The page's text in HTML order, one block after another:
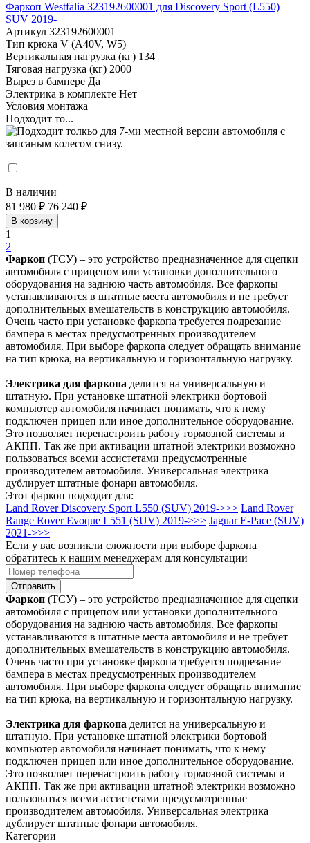
Фаркоп Westfalia 323192600001 для Discovery Sport (L550)
SUV 2019-
Артикул 323192600001
Тип крюка V (A40V, W5)
Вертикальная нагрузка (кг) 134
Тяговая нагрузка (кг) 2000
Вырез в бампере Да
Электрика в комплекте Нет
Условия монтажа
Подходит то...
В наличии
81 980 ₽ 76 240 ₽
В корзину
1
2
Фаркоп (ТСУ) – это устройство предназначенное для сцепки
автомобиля с прицепом или установки дополнительного
оборудования на заднюю часть автомобиля. Все фаркопы
устанавливаются в штатные места автомобиля и не требует
дополнительных вмешательств в конструкцию автомобиля.
Очень часто при установке фаркопа требуется подрезание
бампера в местах предусмотренных производителем
автомобиля. При выборе фаркопа следует обращать внимание
на тип крюка, на вертикальную и горизонтальную нагрузку.
Электрика для фаркопа делится на универсальную и
штатную. При установке штатной электрики бортовой
компьютер автомобиля начинает понимать, что к нему
подключен прицеп или иное дополнительное оборудование.
Это позволяет перенастроить работу тормозной системы и
АКПП. Так же при активации штатной электрики возможно
пользоваться всеми ассистетами предусмотренные
производителем автомобиля. Универсальная электрика
дублирует штатные фонари автомобиля.
Этот фаркоп подходит для:
Land Rover Discovery Sport L550 (SUV) 2019->>> Land Rover
Range Rover Evoque L551 (SUV) 2019->>> Jaguar E-Pace (SUV)
2021->>>
Если у вас возникли сложности при выборе фаркопа
обратитесь к нашим менеджерам для консультации
Отправить
Фаркоп (ТСУ) – это устройство предназначенное для сцепки
автомобиля с прицепом или установки дополнительного
оборудования на заднюю часть автомобиля. Все фаркопы
устанавливаются в штатные места автомобиля и не требует
дополнительных вмешательств в конструкцию автомобиля.
Очень часто при установке фаркопа требуется подрезание
бампера в местах предусмотренных производителем
автомобиля. При выборе фаркопа следует обращать внимание
на тип крюка, на вертикальную и горизонтальную нагрузку.
Электрика для фаркопа делится на универсальную и
штатную. При установке штатной электрики бортовой
компьютер автомобиля начинает понимать, что к нему
подключен прицеп или иное дополнительное оборудование.
Это позволяет перенастроить работу тормозной системы и
АКПП. Так же при активации штатной электрики возможно
пользоваться всеми ассистетами предусмотренные
производителем автомобиля. Универсальная электрика
дублирует штатные фонари автомобиля.
Категории